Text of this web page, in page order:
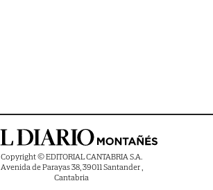
Copyright © EDITORIAL CANTABRIA S.A.
Avenida de Parayas 38, 39011 Santander ,
Cantabria